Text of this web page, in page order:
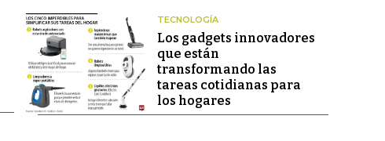
TECNOLOGÍA
Los gadgets innovadores
que están
transformando las
tareas cotidianas para
los hogares